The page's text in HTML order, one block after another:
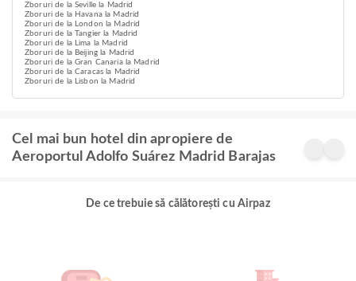
Zboruri de la Seville la Madrid
Zboruri de la Havana la Madrid
Zboruri de la London la Madrid
Zboruri de la Tangier la Madrid
Zboruri de la Lima la Madrid
Zboruri de la Beijing la Madrid
Zboruri de la Gran Canaria la Madrid
Zboruri de la Caracas la Madrid
Zboruri de la Lisbon la Madrid
Cel mai bun hotel din apropiere de
Aeroportul Adolfo Suárez Madrid Barajas
De ce trebuie să călătorești cu Airpaz